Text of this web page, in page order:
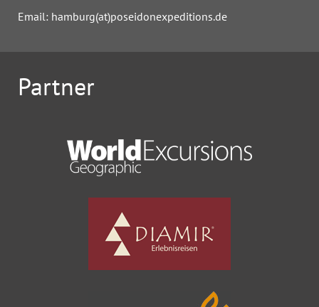
Email: hamburg(at)poseidonexpeditions.de
Partner